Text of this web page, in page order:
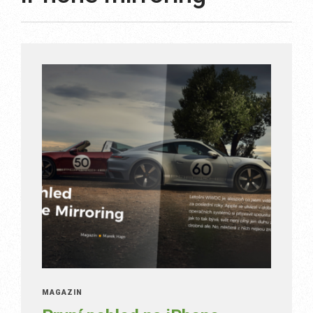
MAGAZÍN